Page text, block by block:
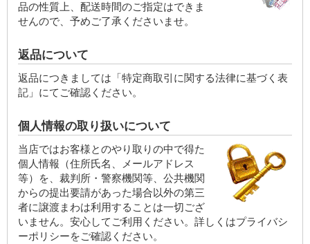
品の性質上、配送時間のご指定はできま
せんので、予めご了承くださいませ。
返品について
返品につきましては「特定商取引に関する法律に基づく表
記」にてご確認ください。
個人情報の取り扱いについて
当店ではお客様とのやり取りの中で得た
個人情報（住所氏名、メールアドレス
等）を、裁判所・警察機関等、公共機関
からの提出要請があった場合以外の第三
者に譲渡まわは利用することは一切ござ
いません。安心してご利用ください。詳しくはプライバシ
ーポリシーをご確認ください。